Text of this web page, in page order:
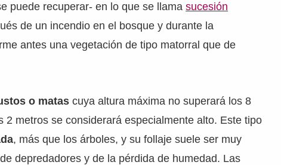
puede recuperar- en lo que se llamasucesión
de un incendio en el bosque y durante la
antes una vegetación de tipo matorral que de
o matascuya altura máxima no superará los 8
2 metros se considerará especialmente alto. Este tipo
, más que los árboles, y su follaje suele ser muy
depredadores y de la pérdida de humedad. Las